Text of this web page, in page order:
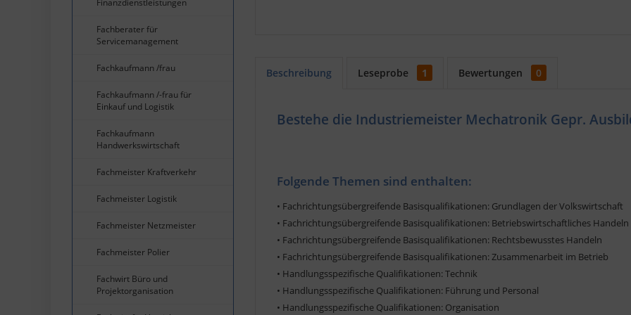
Finanzdienstleistungen
Fachberater für
Servicemanagement
Fachkaufmann /frau
Fachkaufmann /-frau für
Einkauf und Logistik
Fachkaufmann
Handwerkswirtschaft
Fachmeister Kraftverkehr
Fachmeister Logistik
Fachmeister Netzmeister
Fachmeister Polier
Fachwirt Büro und
Projektorganisation
Beschreibung Leseprobe 1 Bewertungen 0
Bestehe die Industriemeister Mechatronik Gepr.
Folgende Themen sind enthalten:
• Fachrichtungsübergreifende Basisqualifikationen: Grundlagen der Volkswirtschaft
• Fachrichtungsübergreifende Basisqualifikationen: Betriebswirtschaftliches Handeln
• Fachrichtungsübergreifende Basisqualifikationen: Rechtsbewusstes Handeln
• Fachrichtungsübergreifende Basisqualifikationen: Zusammenarbeit im Betrieb
• Handlungsspezifische Qualifikationen: Technik
• Handlungsspezifische Qualifikationen: Führung und Personal
• Handlungsspezifische Qualifikationen: Organisation